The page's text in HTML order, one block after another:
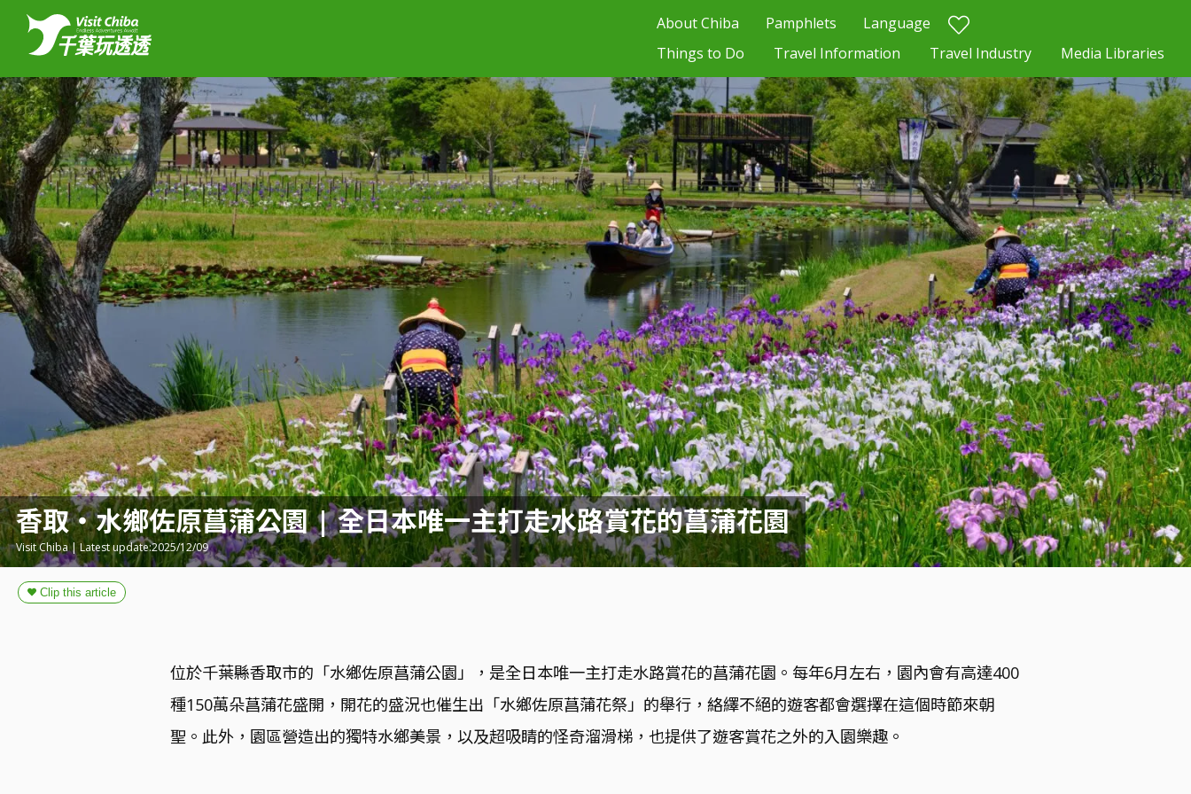
About Chiba Pamphlets
Language
Things to Do
Travel Information Travel Industry Media Libraries
香取・水鄉佐原菖蒲公園 | 全日本唯一主打走水路賞花的菖蒲花園
Visit Chiba | Latest update:2025/12/09
位於千葉縣香取市的「水鄉佐原菖蒲公園」，是全日本唯一主打走水路賞花的菖蒲花園。每年6月左右，園內會有高達400
種150萬朵菖蒲花盛開，開花的盛況也催生出「水鄉佐原菖蒲花祭」的舉行，絡繹不絕的遊客都會選擇在這個時節來朝
聖。此外，園區營造出的獨特水鄉美景，以及超吸睛的怪奇溜滑梯，也提供了遊客賞花之外的入園樂趣。